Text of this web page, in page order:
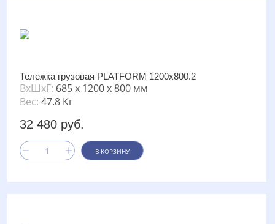
Тележка грузовая PLATFORM 1200х800.2
ВxШxГ: 685 x 1200 x 800 мм
Вес: 47.8 Кг
32 480 руб.
В КОРЗИНУ